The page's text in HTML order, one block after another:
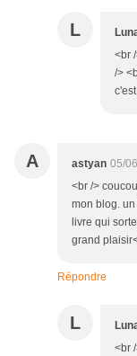
L
<br
/>
A astyan 05/
<br />
mon blog.
livre qui
grand
Répondre
L
<br